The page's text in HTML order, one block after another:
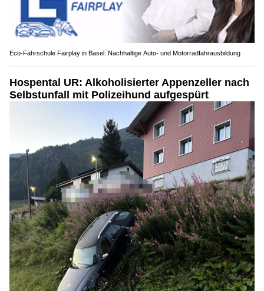
Eco-Fahrschule Fairplay in Basel: Nachhaltige Auto- und Motorradfahrausbildung
Hospental UR: Alkoholisierter Appenzeller nach
Selbstunfall mit Polizeihund aufgespürt